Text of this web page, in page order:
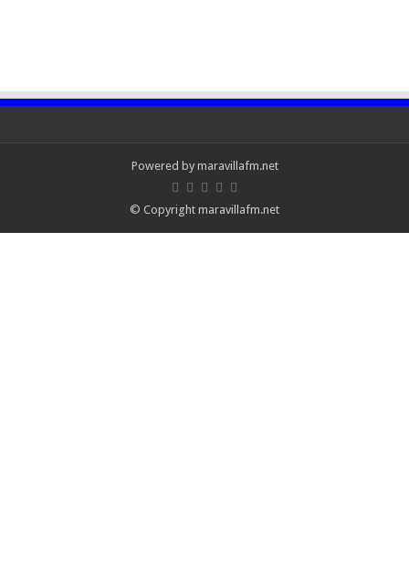
Powered by maravillafm.net
© Copyright maravillafm.net